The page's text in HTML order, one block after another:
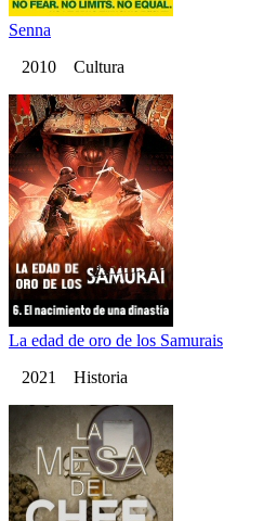
Senna
2010 Cultura
La edad de oro de los Samurais
2021 Historia